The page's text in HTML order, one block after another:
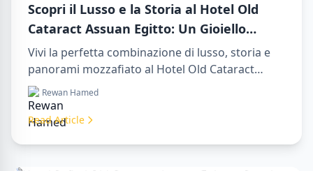
Scopri il Lusso e la Storia al Hotel Old
Cataract Assuan Egitto: Un Gioiello
Senza Tempo sul Nilo
Vivi la perfetta combinazione di lusso, storia e
panorami mozzafiato al Hotel Old Cataract
Assuan Egitto. Esplora indimenticabili day tours
in luxor egypt e goditi un memorabile day trip to
aswan from luxor.
Rewan Hamed
Read Article